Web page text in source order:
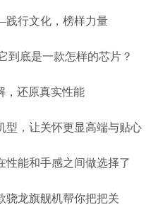
[2026-08-05 09:40:15]
践行文化，榜样力量
到底是一款怎样的芯片？
，还原真实性能
型，让关怀更显高端与贴心
性能和手感之间做选择了
骁龙旗舰机帮你把把关